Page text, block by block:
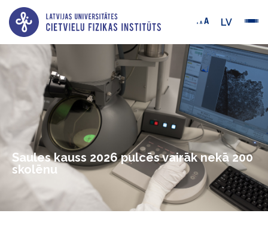
LV
Saules kauss 2026 pulcēs vairāk nekā 200
skolēnu